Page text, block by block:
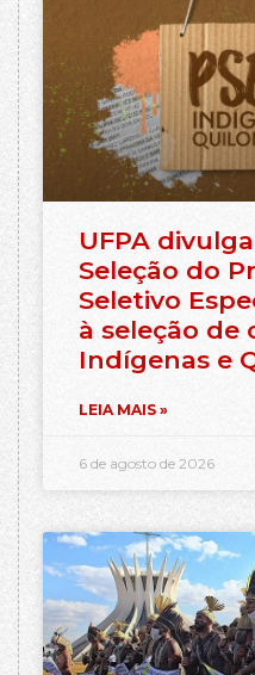
UFPA
Seleção do
Seletivo
à seleção de
Indígenas e
LEIA MAIS »
6 de agosto de 2026